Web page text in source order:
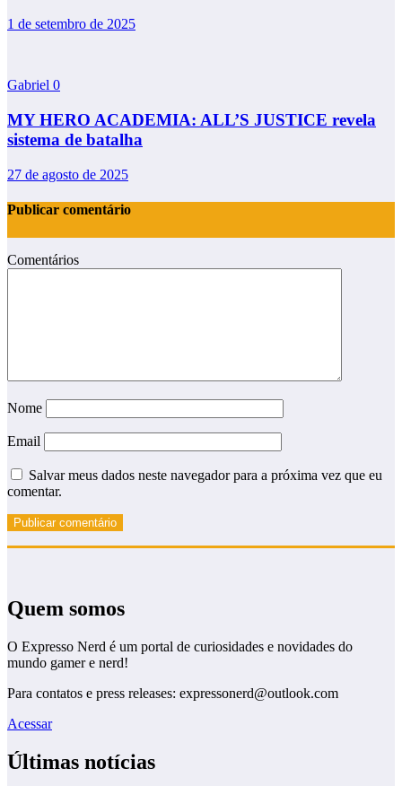
1 de setembro de 2025
Gabriel 0
MY HERO ACADEMIA: ALL’S JUSTICE revela
sistema de batalha
27 de agosto de 2025
Publicar comentário
Comentários
Nome
Email
Salvar meus dados neste navegador para a próxima vez que eu
comentar.
Quem somos
O Expresso Nerd é um portal de curiosidades e novidades do
mundo gamer e nerd!
Para contatos e press releases: expressonerd@outlook.com
Acessar
Últimas notícias